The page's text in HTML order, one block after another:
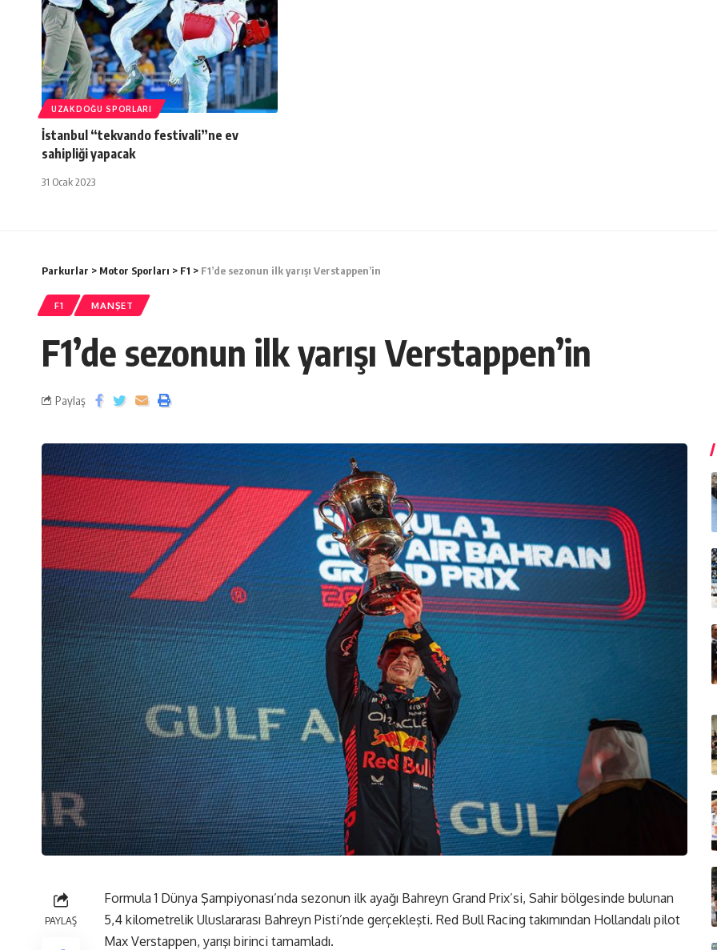
UZAKDOĞU SPORLARI
İstanbul “tekvando festivali”ne ev
sahipliği yapacak
31 Ocak 2023
Parkurlar > Motor Sporları > F1 > F1’de sezonun ilk yarışı Verstappen’in
F1 MANŞET
F1’de sezonun ilk yarışı Verstappen’in
Paylaş
PAYLAŞ
Formula 1 Dünya Şampiyonası’nda sezonun ilk ayağı Bahreyn Grand Prix’si, Sahir bölgesinde bulunan
5,4 kilometrelik Uluslararası Bahreyn Pisti’nde gerçekleşti. Red Bull Racing takımından Hollandalı pilot
Max Verstappen, yarışı birinci tamamladı.